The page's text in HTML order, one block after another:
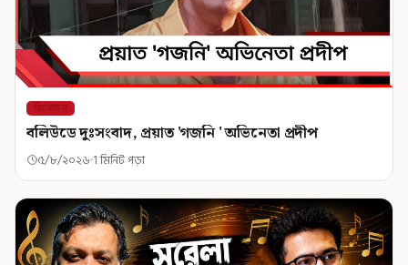
বিনোদন
বলিউডে দুঃসংবাদ, প্রয়াত 'গজনি ' অভিনেতা প্রদীপ
৫/৮/২০২৬ 1 মিনিট পড়া